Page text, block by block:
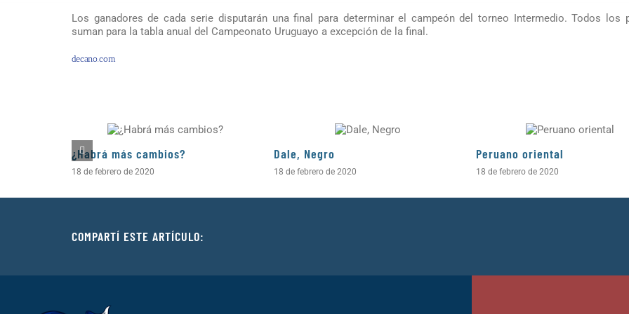
Los ganadores de cada serie disputarán una final para determinar el campeón del torneo Intermedio. Todos los
suman para la tabla anual del Campeonato Uruguayo a excepción de la final.
decano.com
¿Habrá más cambios?
18 de febrero de 2020
Dale, Negro
18 de febrero de 2020
Peruano oriental
18 de febrero de 2020
COMPARTÍ ESTE ARTÍCULO: